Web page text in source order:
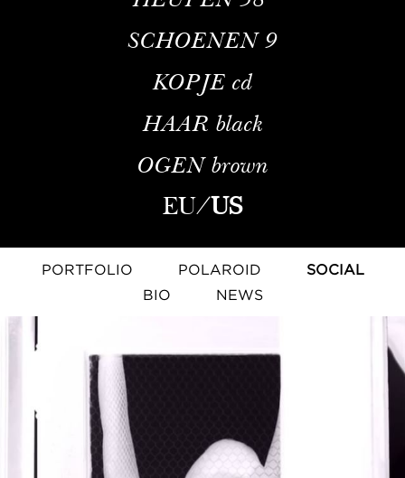
SCHOENEN 9
KOPJE cd
HAAR black
OGEN brown
EU/US
PORTFOLIO POLAROID
SOCIAL
BIO
NEWS